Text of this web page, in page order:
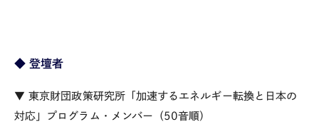
◆ 登壇者
▼ 東京財団政策研究所「加速するエネルギー転換と日本の
対応」プログラム・メンバー（50音順）